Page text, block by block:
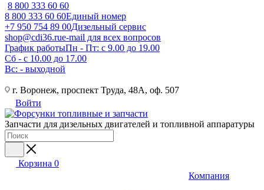
8 800 333 60 60
8 800 333 60 60Единый номер
+7 950 754 89 00Дизельный сервис
shop@cdi36.rue-mail для всех вопросов
График работыПн - Пт: с 9.00 до 19.00
Сб - с 10.00 до 17.00
Вс: - выходной
г. Воронеж, проспект Труда, 48А, оф. 507
Войти
Запчасти для дизельных двигателей и топливной аппаратуры
Корзина 0
Компания